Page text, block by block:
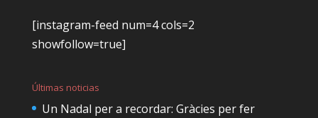
[instagram-feed num=4 cols=2
showfollow=true]
Últimas noticias
Un Nadal per a recordar: Gràcies per fer